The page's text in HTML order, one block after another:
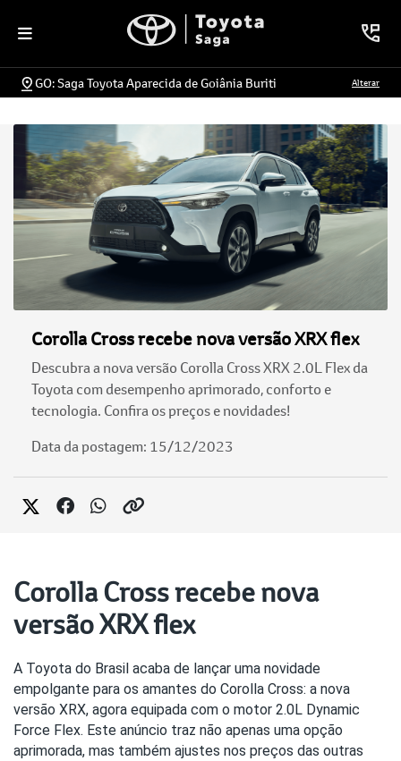
GO: Saga Toyota Aparecida de Goiânia Buriti Alterar
Corolla Cross recebe nova versão XRX flex
Descubra a nova versão Corolla Cross XRX 2.0L Flex da
Toyota com desempenho aprimorado, conforto e
tecnologia. Confira os preços e novidades!
Data da postagem: 15/12/2023
Corolla Cross recebe nova
versão XRX flex
A Toyota do Brasil acaba de lançar uma novidade
empolgante para os amantes do Corolla Cross: a nova
versão XRX, agora equipada com o motor 2.0L Dynamic
Force Flex. Este anúncio traz não apenas uma opção
aprimorada, mas também ajustes nos preços das outras